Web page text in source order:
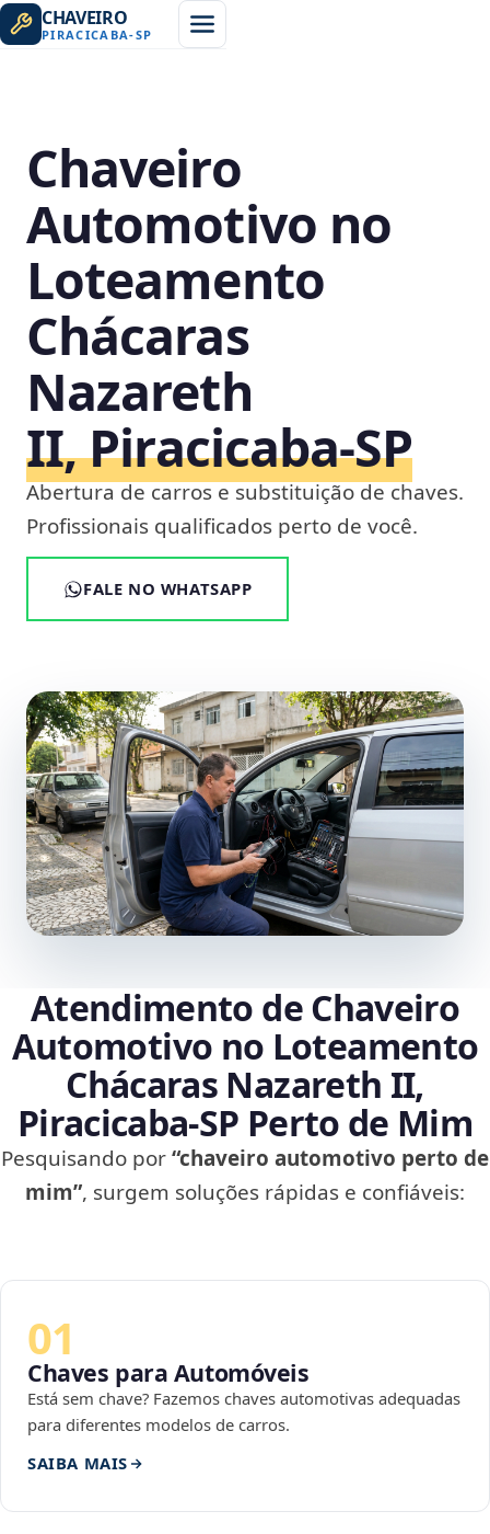
CHAVEIRO
PIRACICABA-SP
Chaveiro
Automotivo no
Loteamento
Chácaras
Nazareth
II, Piracicaba‑SP
Abertura de carros e substituição de chaves.
Profissionais qualificados perto de você.
FALE NO WHATSAPP
Atendimento de Chaveiro
Automotivo no Loteamento
Chácaras Nazareth II,
Piracicaba‑SP Perto de Mim
Pesquisando por“chaveiro automotivo perto de
mim”, surgem soluções rápidas e confiáveis:
01
Chaves para Automóveis
Está sem chave? Fazemos chaves automotivas adequadas
para diferentes modelos de carros.
SAIBA MAIS